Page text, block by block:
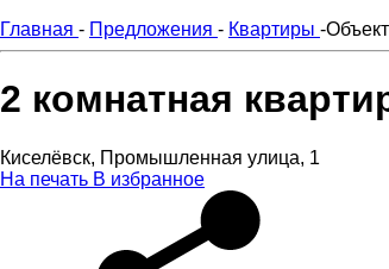
Главная - Предложения - Квартиры -
2 комнатная
Киселёвск, Промышленная улица, 1
На печать В избранное